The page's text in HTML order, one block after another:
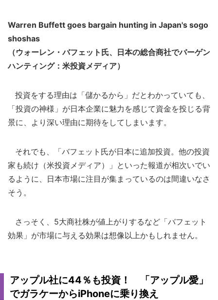
Warren Buffett goes bargain hunting in Japan's sogo
shoshas
（ウォーレン・バフェット氏、日本の総合商社でバーゲン
ハンティング：米投資メディア）
投資をする理由は「儲かるから」だとわかっていても、
「投資の神様」が日本企業に魅力を感じて資金を投じる背
景に、より深い理由に期待をしてしまいます。
それでも、「バフェット氏が日本に追加投資。他の投資
家も続け（米投資メディア）」といった報道が相次いでい
るように、日本市場に注目が集まっているのは間違いなさ
そう。
さっそく、5大商社株が値上がりするなど「バフェット
効果」が市場に与える効果は想像以上かもしれません。
アップル社に44％も投資！ 「アップル愛」
でガラケーからiPhoneに乗り換え